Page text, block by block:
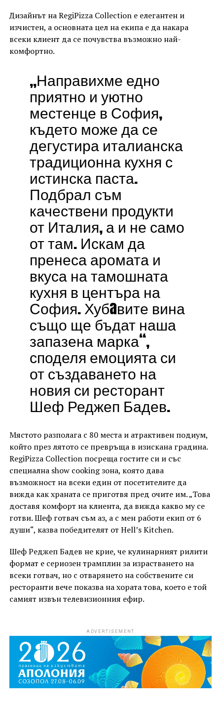
Дизайнът на RegiPizza Collection е елегантен и
изчистен, а основната цел на екипа е да накара
всеки клиент да се почувства възможно най-
комфортно.
„Направихме едно
приятно и уютно
местенце в София,
където може да се
дегустира италианска
традиционна кухня с
истинска паста.
Подбрал съм
качествени продукти
от Италия, а и не само
от там. Искам да
пренеса аромата и
вкуса на тамошната
кухня в центъра на
София. Хубaвите вина
също ще бъдат наша
запазена марка“,
споделя емоцията си
от създаването на
новия си ресторант
Шеф Реджеп Бадев.
Мястото разполага с 80 места и атрактивен подиум,
който през лятото се превръща в изискана градина.
RegiPizza Collection посреща гостите си и със
специална show cooking зона, която дава
възможност на всеки един от посетителите да
вижда как храната се приготвя пред очите им. „Това
доставя комфорт на клиента, да вижда какво му се
готви. Шеф готвач съм аз, а с мен работи екип от 6
души“, казва победителят от Hell’s Kitchen.
Шеф Реджеп Бадев не крие, че кулинарният рилити
формат е сериозен трамплин за израстването на
всеки готвач, но с отварянето на собствените си
ресторанти вече показва на хората това, което е той
самият извън телевизионния ефир.
ADVERTISEMENT